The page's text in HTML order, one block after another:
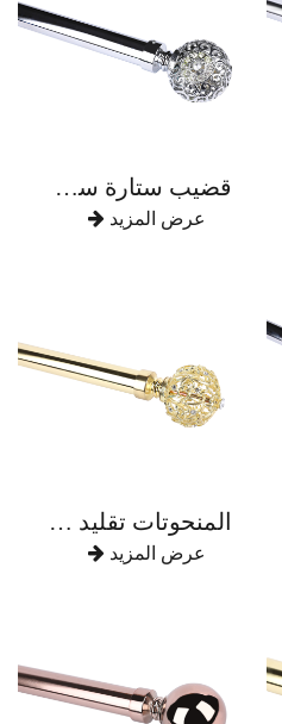
قضيب ستارة سميكة من سبائك الزنك
عرض المزيد
المنحوتات تقليد الذهب خفض التدريجي مع قضيب ستارة سبائك الزنك الماس
عرض المزيد